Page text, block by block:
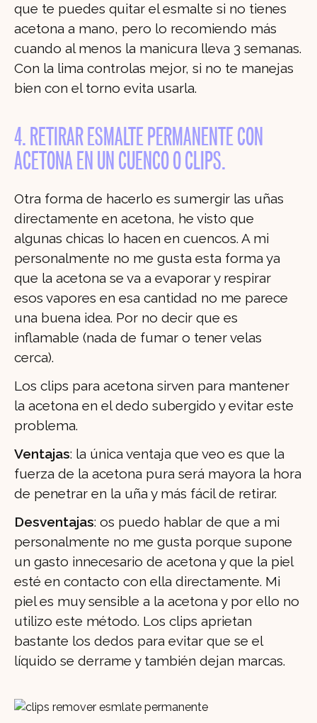
que te puedes quitar el esmalte si no tienes
acetona a mano, pero lo recomiendo más
cuando al menos la manicura lleva 3 semanas.
Con la lima controlas mejor, si no te manejas
bien con el torno evita usarla.
4. RETIRAR ESMALTE PERMANENTE CON
ACETONA EN UN CUENCO O CLIPS.
Otra forma de hacerlo es sumergir las uñas
directamente en acetona, he visto que
algunas chicas lo hacen en cuencos. A mi
personalmente no me gusta esta forma ya
que la acetona se va a evaporar y respirar
esos vapores en esa cantidad no me parece
una buena idea. Por no decir que es
inflamable (nada de fumar o tener velas
cerca).
Los clips para acetona sirven para mantener
la acetona en el dedo subergido y evitar este
problema.
Ventajas: la única ventaja que veo es que la
fuerza de la acetona pura será mayora la hora
de penetrar en la uña y más fácil de retirar.
Desventajas: os puedo hablar de que a mi
personalmente no me gusta porque supone
un gasto innecesario de acetona y que la piel
esté en contacto con ella directamente. Mi
piel es muy sensible a la acetona y por ello no
utilizo este método. Los clips aprietan
bastante los dedos para evitar que se el
líquido se derrame y también dejan marcas.